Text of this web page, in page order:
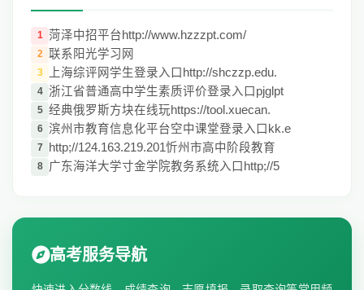
1 菏泽中招平台http://www.hzzzpt.com/
2 联系阳光学习网
3 上海综评网学生登录入口http://shczzp.edu.
4 浙江省普通高中学生素质评价登录入口pjglpt
5 经典俄罗斯方块在线玩https://tool.xuecan.
6 滨州市教育信息化平台空中课堂登录入口kk.e
7 http;//124.163.219.201忻州市高中阶段教育
8 广东海洋大学寸金学院教务系统入口http;//5
高考服务导航